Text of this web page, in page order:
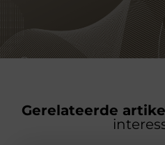
Gerelateerde